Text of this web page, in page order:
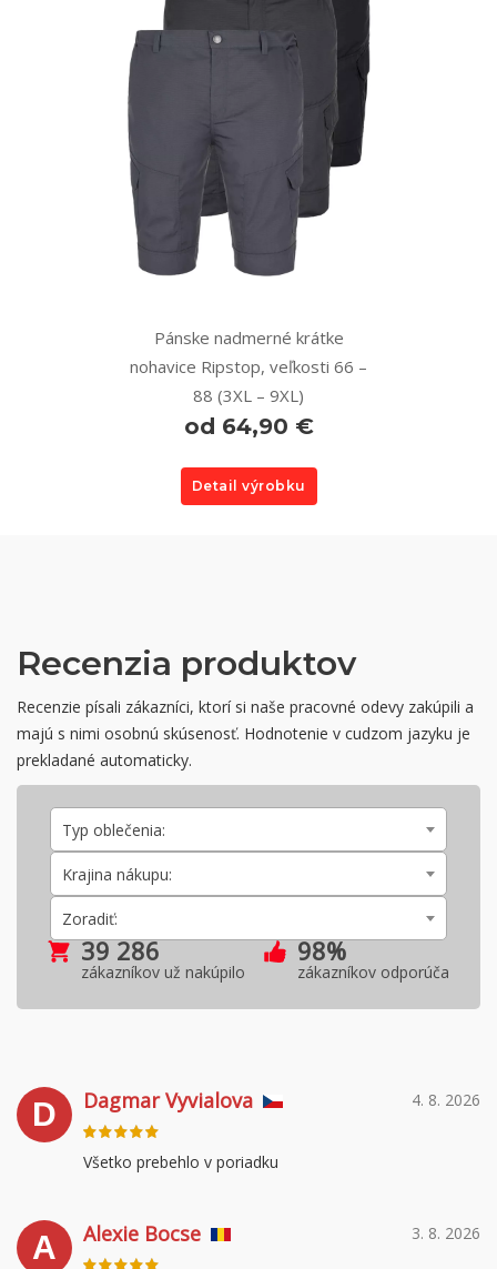
Pánske nadmerné krátke
nohavice Ripstop, veľkosti 66 –
88 (3XL – 9XL)
od 64,90 €
Detail výrobku
Recenzia produktov
Recenzie písali zákazníci, ktorí si naše pracovné odevy zakúpili a
majú s nimi osobnú skúsenosť. Hodnotenie v cudzom jazyku je
prekladané automaticky.
Typ oblečenia:
Krajina nákupu:
Zoradiť:
39 286
zákazníkov už nakúpilo
98%
zákazníkov odporúča
D 4. 8. 2026
Dagmar Vyvialova
Všetko prebehlo v poriadku
A 3. 8. 2026
Alexie Bocse